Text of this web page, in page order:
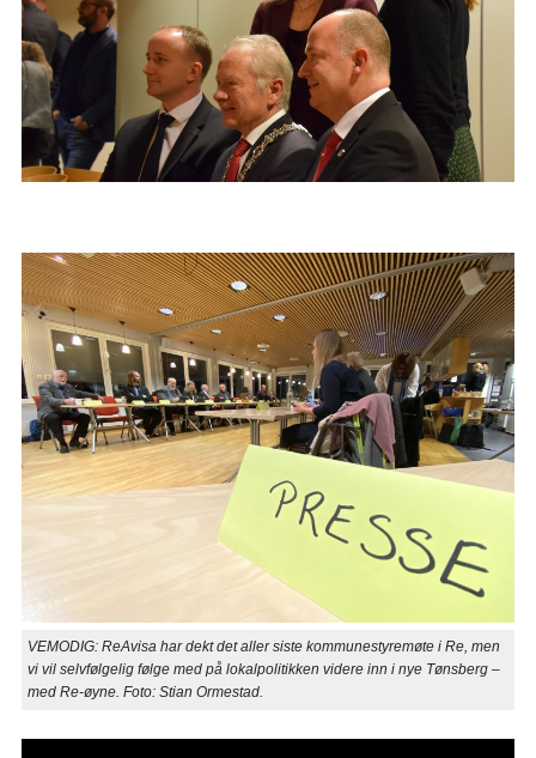
VEMODIG: ReAvisa har dekt det aller siste kommunestyremøte i Re, men
vi vil selvfølgelig følge med på lokalpolitikken videre inn i nye Tønsberg –
med Re-øyne. Foto: Stian Ormestad.